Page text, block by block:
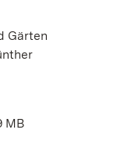
Gärten
MB